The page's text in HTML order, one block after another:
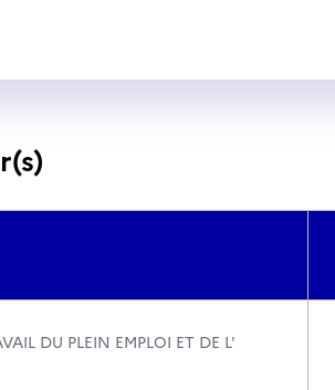
DU PLEIN EMPLOI ET DE L'